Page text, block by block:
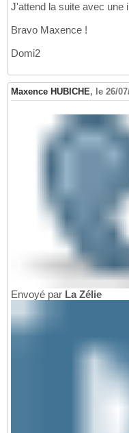
J'attend la suite avec une
Bravo Maxence !
Domi2
Maxence HUBICHE, le 26/
Envoyé par La Zélie